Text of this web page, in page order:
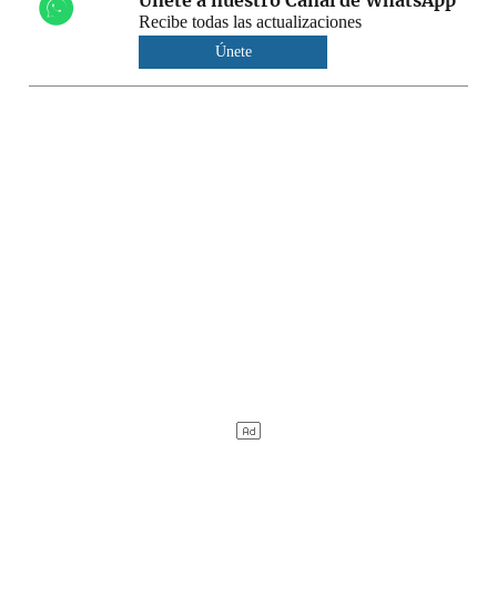
Recibe todas las actualizaciones
Únete